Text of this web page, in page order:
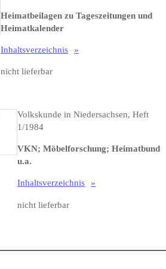
Heimatbeilagen zu Tageszeitungen und
Heimatkalender
Inhaltsverzeichnis
nicht lieferbar
Volkskunde in Niedersachsen, Heft
1/1984
VKN; Möbelforschung; Heimatbund
u.a.
Inhaltsverzeichnis
nicht lieferbar